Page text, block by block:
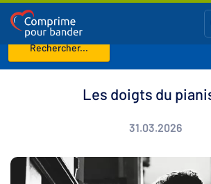
Rechercher...
Page d'accueil Blog
Les doigts du
31.03.2026